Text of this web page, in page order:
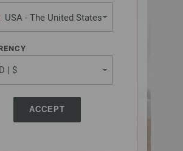
USA - The United States
ACCEPT